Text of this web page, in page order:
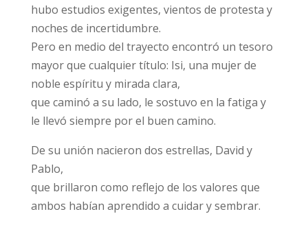
hubo estudios exigentes, vientos de protesta y
noches de incertidumbre.
Pero en medio del trayecto encontró un tesoro
mayor que cualquier título: Isi, una mujer de
noble espíritu y mirada clara,
que caminó a su lado, le sostuvo en la fatiga y
le llevó siempre por el buen camino.
De su unión nacieron dos estrellas, David y
Pablo,
que brillaron como reflejo de los valores que
ambos habían aprendido a cuidar y sembrar.